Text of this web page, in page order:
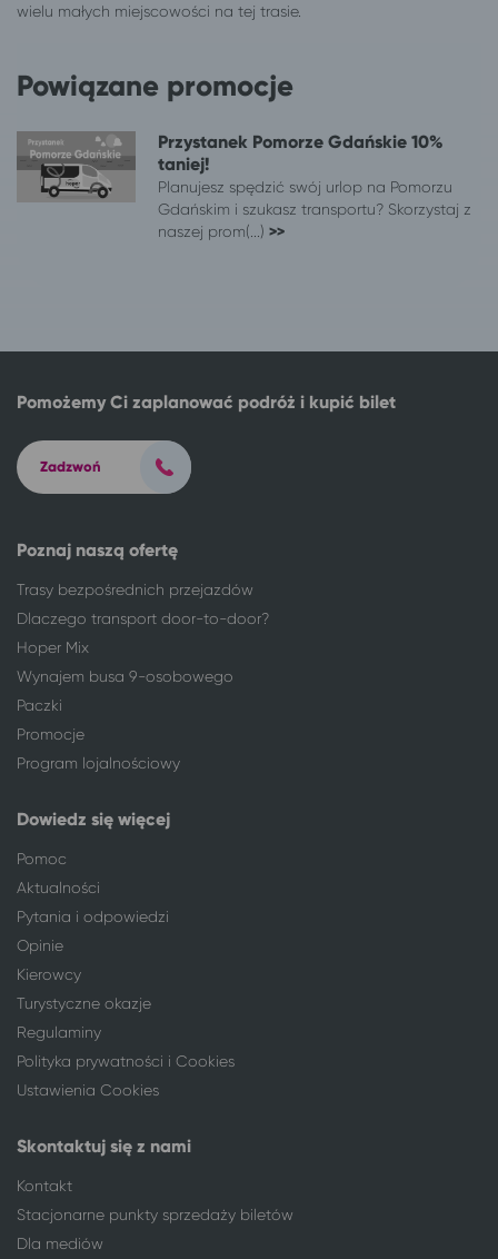
wielu małych miejscowości na tej trasie.
Powiązane promocje
Przystanek Pomorze Gdańskie 10%
taniej!
Planujesz spędzić swój urlop na Pomorzu
Gdańskim i szukasz transportu? Skorzystaj z
naszej prom(...) >>
Poznaj naszą ofertę
Trasy bezpośrednich przejazdów
Dlaczego transport door-to-door?
Hoper Mix
Wynajem busa 9-osobowego
Paczki
Promocje
Program lojalnościowy
Dowiedz się więcej
Pomoc
Aktualności
Pytania i odpowiedzi
Opinie
Kierowcy
Turystyczne okazje
Regulaminy
Polityka prywatności i Cookies
Ustawienia Cookies
Skontaktuj się z nami
Kontakt
Stacjonarne punkty sprzedaży biletów
Dla mediów
Pomożemy Ci zaplanować podróż i kupić bilet
Zadzwoń